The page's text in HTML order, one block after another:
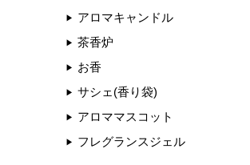
アロマキャンドル
茶香炉
お香
サシェ(香り袋)
アロママスコット
フレグランスジェル